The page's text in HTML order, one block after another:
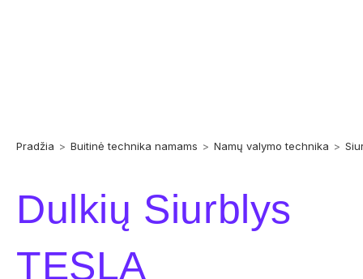
Pradžia > Buitinė technika namams > Namų valymo technika >
Dulkių Siurblys
TESLA